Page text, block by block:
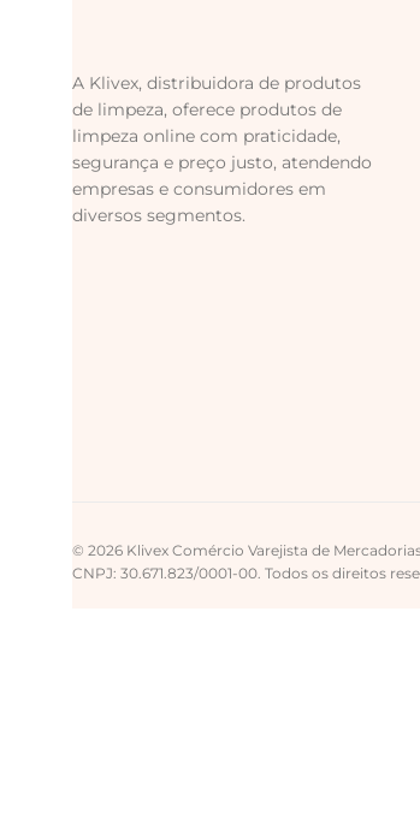
A Klivex, distribuidora de produtos
de limpeza, oferece produtos de
limpeza online com praticidade,
segurança e preço justo, atendendo
empresas e consumidores em
diversos segmentos.
© 2026 Klivex Comércio Varejista de
CNPJ: 30.671.823/0001-00. Todos os direitos